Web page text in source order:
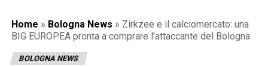
Home » Bologna News » Zirkzee e il calciomercato: una
BIG EUROPEA pronta a comprare l’attaccante del Bologna
BOLOGNA NEWS